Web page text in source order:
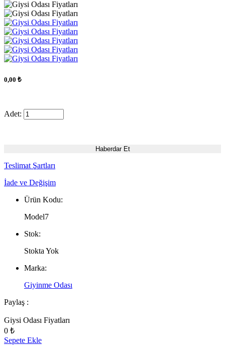
0,00 ₺
Adet:
Haberdar Et
Teslimat Şartları
İade ve Değişim
Ürün Kodu:
Model7
Stok:
Stokta Yok
Marka:
Giyinme Odası
Paylaş :
Giysi Odası Fiyatları
0 ₺
Sepete Ekle